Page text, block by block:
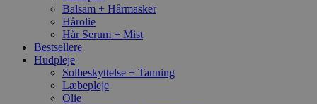
Balsam + Hårmasker
Hårolie
Hår Serum + Mist
Bestsellere
Hudpleje
Solbeskyttelse + Tanning
Læbepleje
Olie